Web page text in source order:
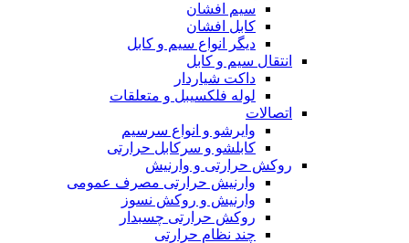
سیم افشان
کابل افشان
دیگر انواع سیم و کابل
انتقال سیم و کابل
داکت شیاردار
لوله فلکسیبل و متعلقات
اتصالات
وایرشو و انواع سرسیم
کابلشو و سرکابل حرارتی
روکش حرارتی و وارنیش
وارنیش حرارتی مصرف عمومی
وارنیش و روکش نسوز
روکش حرارتی چسبدار
چند نظام حرارتی